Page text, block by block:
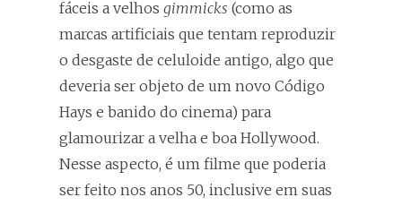
fáceis a velhos gimmicks (como as
marcas artificiais que tentam reproduzir
o desgaste de celuloide antigo, algo que
deveria ser objeto de um novo Código
Hays e banido do cinema) para
glamourizar a velha e boa Hollywood.
Nesse aspecto, é um filme que poderia
ser feito nos anos 50, inclusive em suas